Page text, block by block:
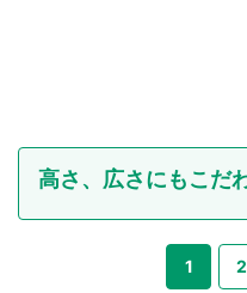
高さ、広さにもこだ
1 2